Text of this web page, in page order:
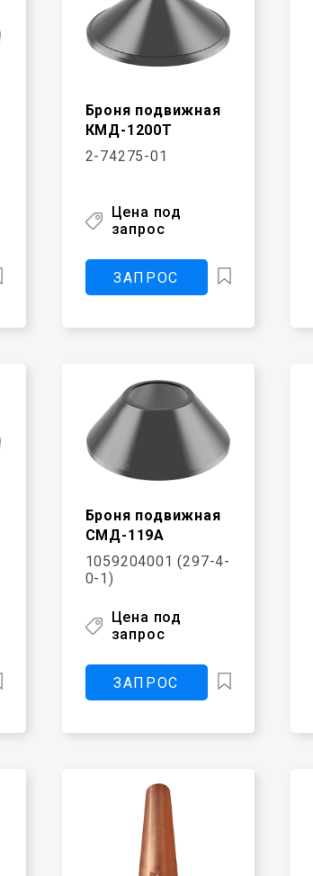
Броня подвижная
КМД-1200Т
2-74275-01
Цена под
запрос
ЗАПРОС
Броня подвижная
СМД-119А
1059204001 (297-4-
0-1)
Цена под
запрос
ЗАПРОС